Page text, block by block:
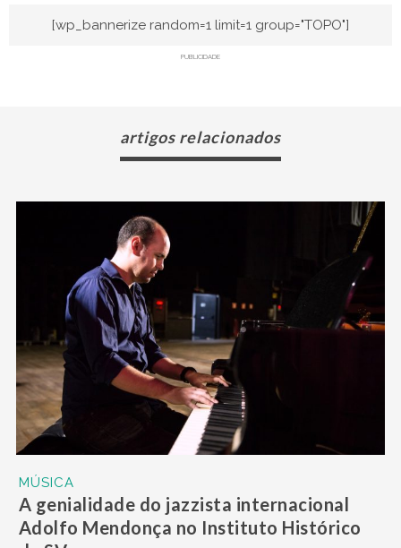
[wp_bannerize random=1 limit=1 group="TOPO"]
PUBLICIDADE
artigos relacionados
MÚSICA
A genialidade do jazzista internacional
Adolfo Mendonça no Instituto Histórico